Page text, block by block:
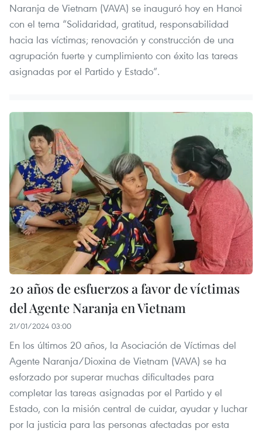
Naranja de Vietnam (VAVA) se inauguró hoy en Hanoi
con el tema “Solidaridad, gratitud, responsabilidad
hacia las víctimas; renovación y construcción de una
agrupación fuerte y cumplimiento con éxito las tareas
asignadas por el Partido y Estado”.
20 años de esfuerzos a favor de víctimas
del Agente Naranja en Vietnam
21/01/2024 03:00
En los últimos 20 años, la Asociación de Víctimas del
Agente Naranja/Dioxina de Vietnam (VAVA) se ha
esforzado por superar muchas dificultades para
completar las tareas asignadas por el Partido y el
Estado, con la misión central de cuidar, ayudar y luchar
por la justicia para las personas afectadas por esta